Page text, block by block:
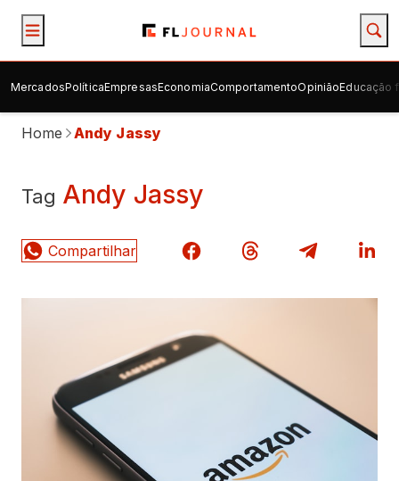
MercadosPolíticaEmpresasEconomiaComportamentoOpiniãoEducação
Home Andy Jassy
Tag Andy Jassy